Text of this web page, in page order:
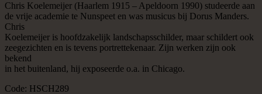
Chris Koelemeijer (Haarlem 1915 – Apeldoorn 1990) studeerde aan
de vrije academie te Nunspeet en was musicus bij Dorus Manders.
Chris
Koelemeijer is hoofdzakelijk landschapsschilder, maar schildert ook
zeegezichten en is tevens portrettekenaar. Zijn werken zijn ook
bekend
in het buitenland, hij exposeerde o.a. in Chicago.
Code: HSCH289